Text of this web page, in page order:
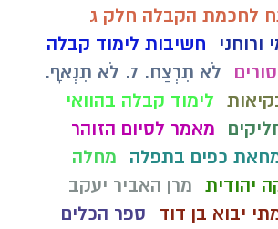
לחכמת הקבלה חלק ג
חשיבות לימוד קבלה
לֹא תִרְצַח. 7. לֹא תִנְאָף.
לימוד קבלה בהוואי
מאמר לסיום הזוהר
כפים בתפלה
מחלה
יהודית מרן האביר יעקב
יבוא בן דוד
ספר הכלים